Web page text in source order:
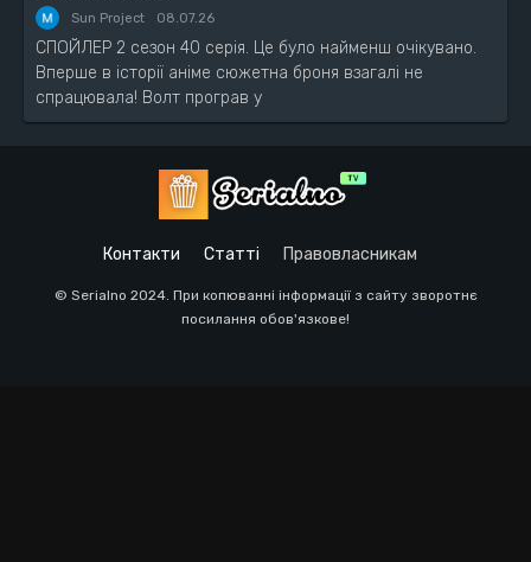
Sun Project 08.07.26
СПОЙЛЕР 2 сезон 40 серія. Це було найменш очікувано.
Вперше в історії аніме сюжетна броня взагалі не
спрацювала! Волт програв у
Контакти Статті Правовласникам
© Serialno 2024. При копюванні інформації з сайту зворотнє
посилання обов'язкове!